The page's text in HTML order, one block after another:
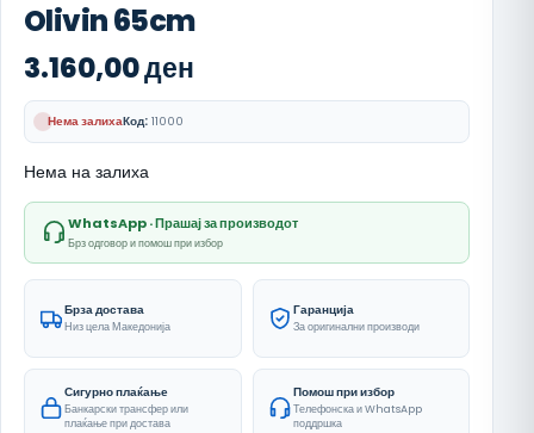
Olivin 65cm
3.160,00ден
Нема залихаКод: 11000
Нема на залиха
WhatsApp · Прашај за производот
Брз одговор и помош при избор
Брза достава
Низ цела Македонија
Гаранција
За оригинални производи
Сигурно плаќање
Банкарски трансфер или
плаќање при достава
Помош при избор
Телефонска и WhatsApp
поддршка